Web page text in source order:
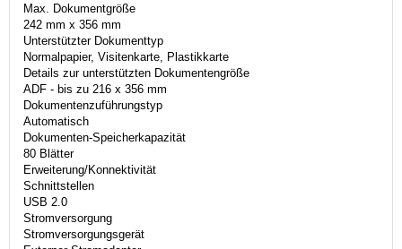
Max. Dokumentgröße
242 mm x 356 mm
Unterstützter Dokumenttyp
Normalpapier, Visitenkarte, Plastikkarte
Details zur unterstützten Dokumentengröße
ADF - bis zu 216 x 356 mm
Dokumentenzuführungstyp
Automatisch
Dokumenten-Speicherkapazität
80 Blätter
Erweiterung/Konnektivität
Schnittstellen
USB 2.0
Stromversorgung
Stromversorgungsgerät